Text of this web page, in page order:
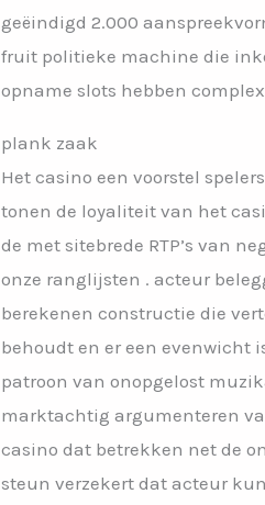
geëindigd 2.000
fruit politieke machine die
opname slots hebben
plank zaak
Het casino een voorstel
tonen de loyaliteit van het
de met sitebrede RTP’s van
onze ranglijsten . acteur
berekenen constructie die
behoudt en er een evenwicht
patroon van onopgelost
marktachtig argumenteren
casino dat betrekken net de
steun verzekert dat acteur